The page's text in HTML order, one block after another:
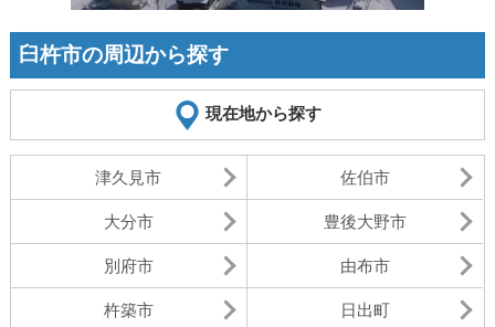
臼杵市の周辺から探す
現在地から探す
津久見市 佐伯市
大分市 豊後大野市
別府市 由布市
杵築市 日出町